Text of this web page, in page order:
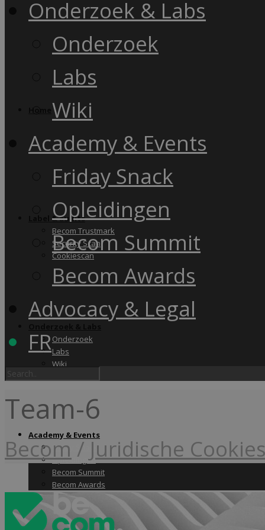
Label & audits
Becom Trustmark
Security Scan
Cookiescan
Onderzoek
Labs
Wiki
Academy & Events
Friday Snack
Opleidingen
Becom Summit
Becom Awards
Onderzoek & Labs
Onderzoek
Labs
Wiki
Academy & Events
Friday Snack
Opleidingen
Becom Summit
Becom Awards
Advocacy & Legal
FR
Team-6
Becom / Juridische